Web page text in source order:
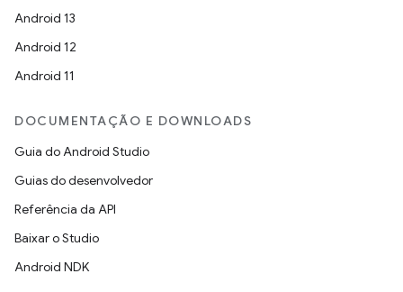
Android 13
Android 12
Android 11
DOCUMENTAÇÃO E DOWNLOADS
Guia do Android Studio
Guias do desenvolvedor
Referência da API
Baixar o Studio
Android NDK